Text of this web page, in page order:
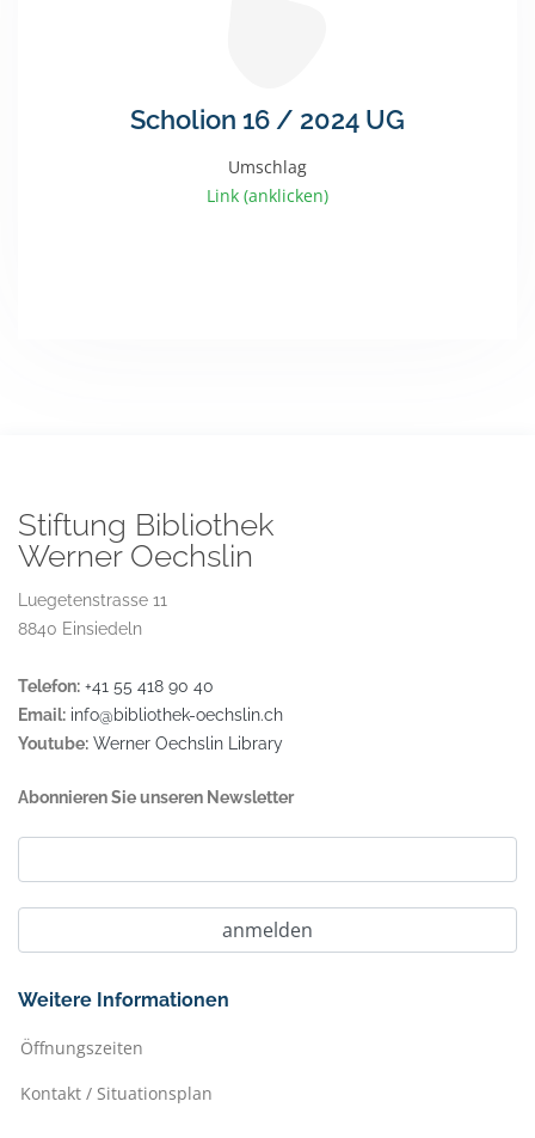
Scholion 16 / 2024 UG
Umschlag
Link (anklicken)
Stiftung Bibliothek
Werner Oechslin
Luegetenstrasse 11
8840 Einsiedeln
Telefon: +41 55 418 90 40
Email: info@bibliothek-oechslin.ch
Youtube: Werner Oechslin Library
Abonnieren Sie unseren Newsletter
Weitere Informationen
Öffnungszeiten
Kontakt / Situationsplan